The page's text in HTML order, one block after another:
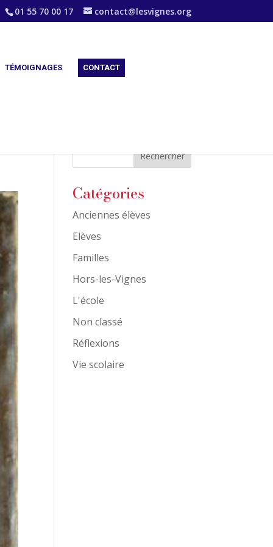
01 55 70 00 17 contact@lesvignes.org
TÉMOIGNAGES CONTACT
Catégories
Anciennes élèves
Elèves
Familles
Hors-les-Vignes
L'école
Non classé
Réflexions
Vie scolaire